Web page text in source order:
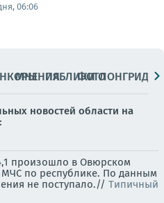
06:06
МНЕНИЯПАБЛИКИ
ФОТОЛОНГРИДЫ
новостей области на
произошло в Овюрском
по республике. По данным
не поступало.// Типичный